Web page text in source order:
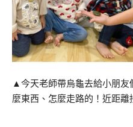
▲今天老師帶烏龜去給小朋友
麼東西、怎麼走路的！近距離